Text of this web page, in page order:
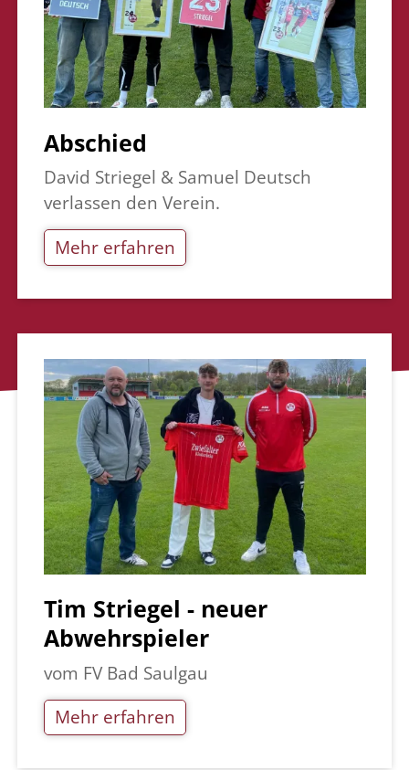
Abschied
David Striegel & Samuel Deutsch
verlassen den Verein.
Mehr erfahren
Tim Striegel - neuer
Abwehrspieler
vom FV Bad Saulgau
Mehr erfahren